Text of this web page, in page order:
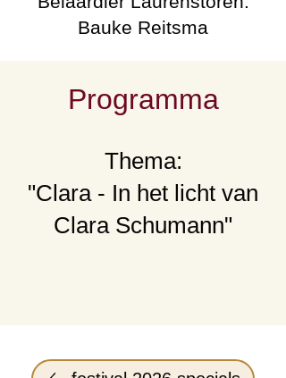
Bauke Reitsma
Programma
Thema:
"Clara - In het licht van
Clara Schumann"